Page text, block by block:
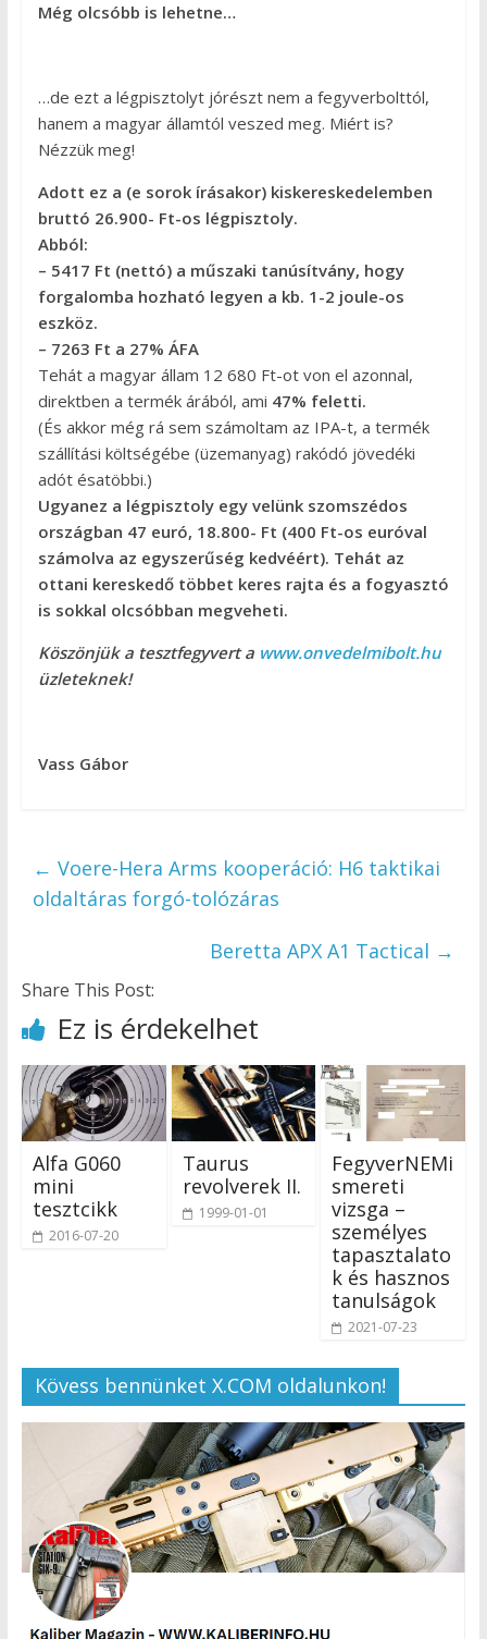
Még olcsóbb is lehetne…
…de ezt a légpisztolyt jórészt nem a fegyverbolttól,
hanem a magyar államtól veszed meg. Miért is?
Nézzük meg!
Adott ez a (e sorok írásakor) kiskereskedelemben
bruttó 26.900- Ft-os légpisztoly.
Abból:
– 5417 Ft (nettó) a műszaki tanúsítvány, hogy
forgalomba hozható legyen a kb. 1-2 joule-os
eszköz.
– 7263 Ft a 27% ÁFA
Tehát a magyar állam 12 680 Ft-ot von el azonnal,
direktben a termék árából, ami 47% feletti.
(És akkor még rá sem számoltam az IPA-t, a termék
szállítási költségébe (üzemanyag) rakódó jövedéki
adót ésatöbbi.)
Ugyanez a légpisztoly egy velünk szomszédos
országban 47 euró, 18.800- Ft (400 Ft-os euróval
számolva az egyszerűség kedvéért). Tehát az
ottani kereskedő többet keres rajta és a fogyasztó
is sokkal olcsóbban megveheti.
Köszönjük a tesztfegyvert a www.onvedelmibolt.hu
üzleteknek!
Vass Gábor
← Voere-Hera Arms kooperáció: H6 taktikai
oldaltáras forgó-tolózáras
Beretta APX A1 Tactical →
Share This Post:
Ez is érdekelhet
Alfa G060
mini
tesztcikk
2016-07-20
Taurus
revolverek II.
1999-01-01
FegyverNEMi
smereti
vizsga –
személyes
tapasztalato
k és hasznos
tanulságok
2021-07-23
Kövess bennünket X.COM oldalunkon!